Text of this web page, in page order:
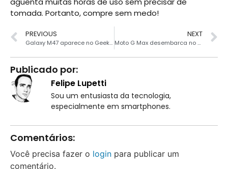
tomada. Portanto, compre sem medo!
PREVIOUS
Galaxy M47 aparece no Geekbench com Snapdragon 6 Gen 3
NEXT
Moto G Max desembarca no Brasil como o celular mais avançado da linha
Publicado por:
Felipe Lupetti
Sou um entusiasta da tecnologia,
especialmente em smartphones.
Comentários:
Você precisa fazer o login para publicar um
comentário.